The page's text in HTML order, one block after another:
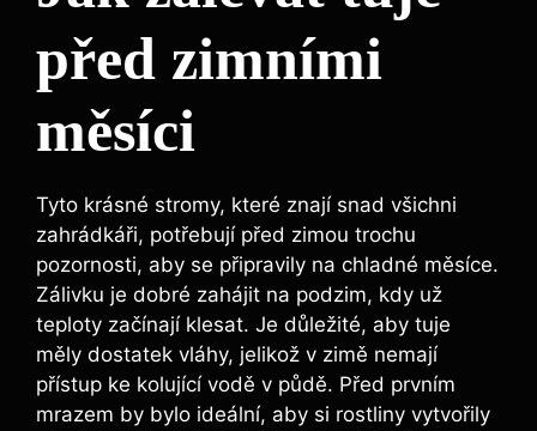
před zimními
měsíci
Tyto krásné stromy, které znají snad všichni
zahrádkáři, potřebují před zimou trochu
pozornosti, aby se připravily na chladné měsíce.
Zálivku je dobré zahájit na podzim, kdy už
teploty začínají klesat. Je důležité, aby tuje
měly dostatek vláhy, jelikož v zimě nemají
přístup ke kolující vodě v půdě. Před prvním
mrazem by bylo ideální, aby si rostliny vytvořily